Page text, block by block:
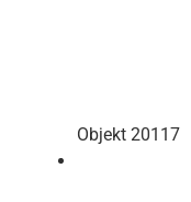
Objekt 20117